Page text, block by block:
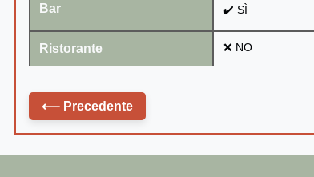
Bar ✔️ SÌ
Ristorante ❌ NO
⟵ Precedente